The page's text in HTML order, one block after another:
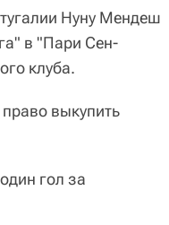
Нуну Мендеш
в "Пари Сен-
клуба.
выкупить
гол за